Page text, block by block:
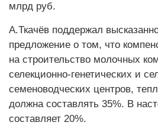
млрд руб.
А.Ткачёв поддержал
предложение о том, что
на строительство молочных
селекционно-генетических и
семеноводческих центров,
должна составлять 35%. В
составляет 20%.